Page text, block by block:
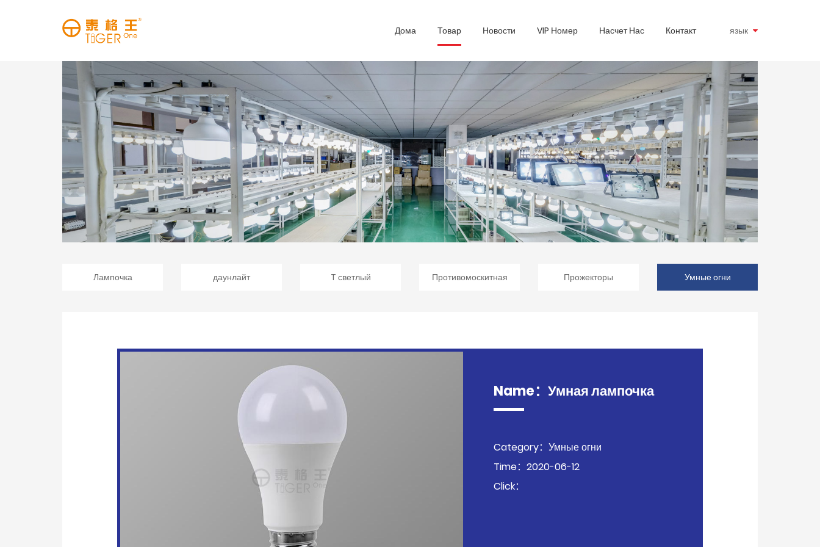
язык
Дома Товар Новости VIP Номер Насчет Нас Контакт
Лампочка даунлайт T светлый Противомоскитная Прожекторы Умные огни
Name：Умная лампочка
Category：Умные огни
Time：2020-06-12
Click：